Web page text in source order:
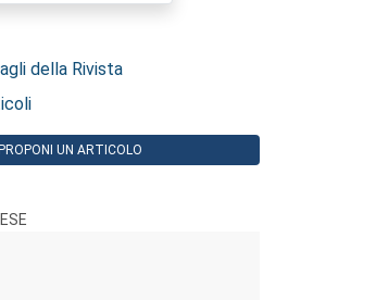
della Rivista
PROPONI UN ARTICOLO